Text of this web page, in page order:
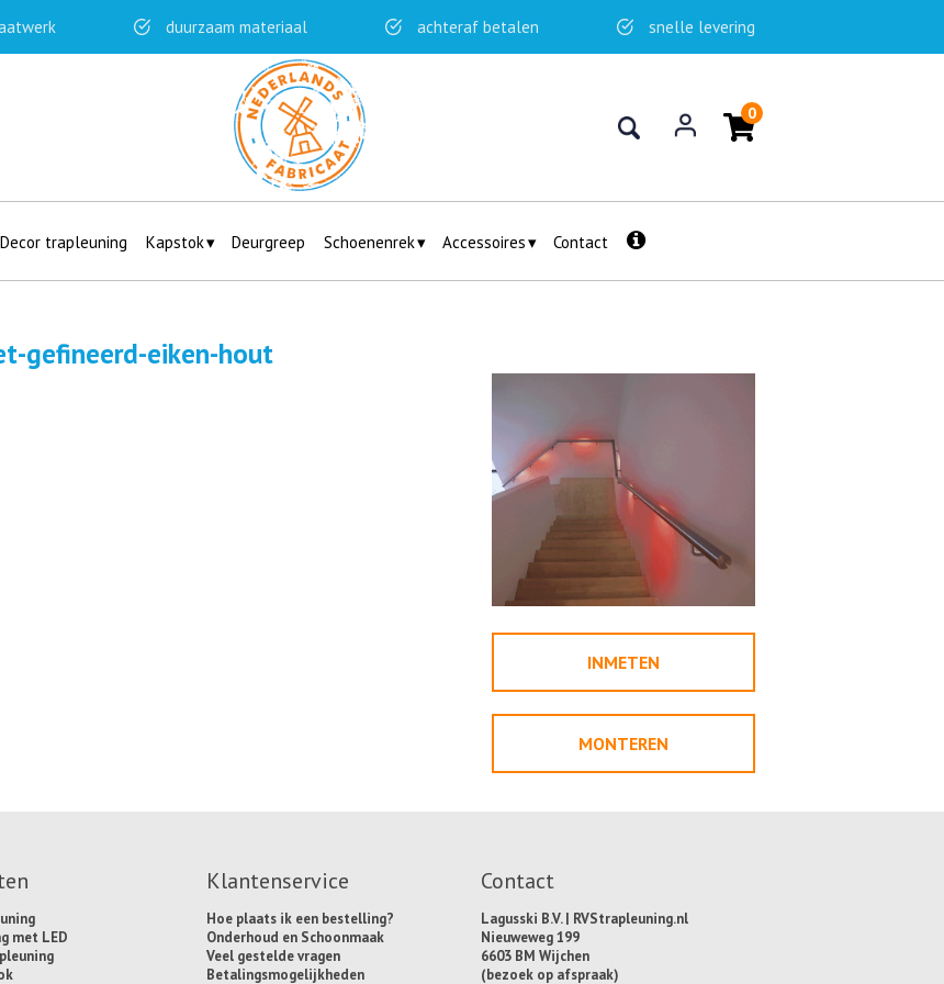
duurzaam materiaal achteraf betalen snelle levering
0
Decor trapleuning Kapstok Deurgreep Schoenenrek Accessoires Contact
gefineerd-eiken-hout
INMETEN
MONTEREN
met LED
Klantenservice
Hoe plaats ik een bestelling?
Onderhoud en Schoonmaak
Veel gestelde vragen
Betalingsmogelijkheden
Contact
Lagusski B.V. | RVStrapleuning.nl
Nieuweweg 199
6603 BM Wijchen
(bezoek op afspraak)